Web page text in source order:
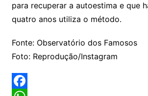
para recuperar a autoestima e que
quatro anos utiliza o método.
Fonte: Observatório dos Famosos
Foto: Reprodução/Instagram